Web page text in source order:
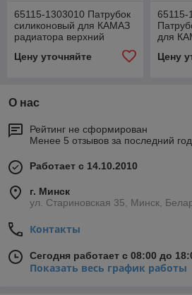
65115-1303010 Патрубок
силиконовый для КАМАЗ
радиатора верхний
(угловой) (L100/160, d60)
Цену уточняйте
65115-
для
d60/70)
Цену
О нас
Рейтинг не сформирован
Менее 5 отзывов за последний год
Работает с 14.10.2010
г. Минск
ул. Стариновская 35, Минск,
Контакты
Сегодня работает с 08:00 до
Показать весь график работы